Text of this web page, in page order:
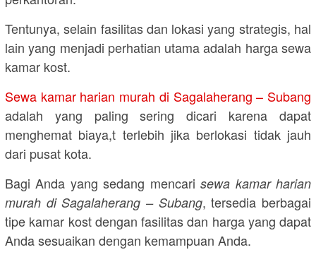
Tentunya, selain fasilitas dan lokasi yang strategis, hal
lain yang menjadi perhatian utama adalah harga sewa
kamar kost.
Sewa kamar harian murah di Sagalaherang – Subang
adalah yang paling sering dicari karena dapat
menghemat biaya,t terlebih jika berlokasi tidak jauh
dari pusat kota.
Bagi Anda yang sedang mencarisewa kamar harian
murah di Sagalaherang – Subang, tersedia berbagai
tipe kamar kost dengan fasilitas dan harga yang dapat
Anda sesuaikan dengan kemampuan Anda.